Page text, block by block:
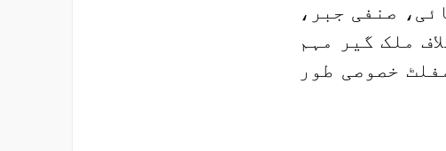
صنفی جبر،
ملک گیر مہم
خصوصی طور